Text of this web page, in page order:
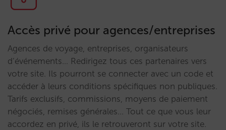
Accès privé pour agences/entreprises
Agences de voyage, entreprises, organisateurs
d’événements… Redirigez tous ces partenaires vers
votre site. Ils pourront se connecter avec un code et
accéder à leurs conditions spécifiques non publiques.
Tarifs exclusifs, commissions, moyens de paiement
négociés, remises générales… Tout ce que vous leur
accordez en privé, ils le retrouveront sur votre site.